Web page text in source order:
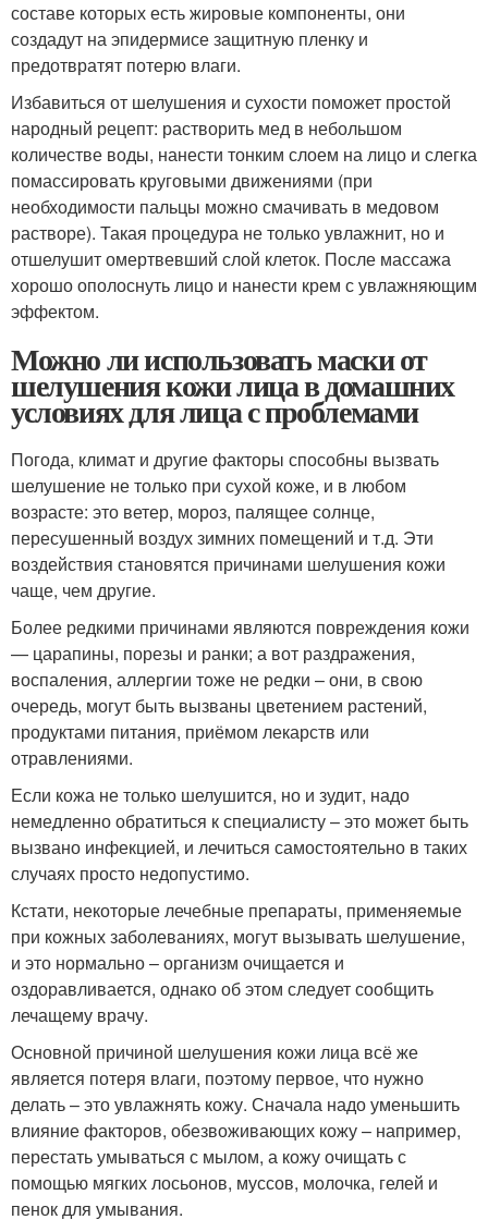
составе которых есть жировые компоненты, они
создадут на эпидермисе защитную пленку и
предотвратят потерю влаги.
Избавиться от шелушения и сухости поможет простой
народный рецепт: растворить мед в небольшом
количестве воды, нанести тонким слоем на лицо и слегка
помассировать круговыми движениями (при
необходимости пальцы можно смачивать в медовом
растворе). Такая процедура не только увлажнит, но и
отшелушит омертвевший слой клеток. После массажа
хорошо ополоснуть лицо и нанести крем с увлажняющим
эффектом.
Можно ли использовать маски от
шелушения кожи лица в домашних
условиях для лица с проблемами
Погода, климат и другие факторы способны вызвать
шелушение не только при сухой коже, и в любом
возрасте: это ветер, мороз, палящее солнце,
пересушенный воздух зимних помещений и т.д. Эти
воздействия становятся причинами шелушения кожи
чаще, чем другие.
Более редкими причинами являются повреждения кожи
— царапины, порезы и ранки; а вот раздражения,
воспаления, аллергии тоже не редки – они, в свою
очередь, могут быть вызваны цветением растений,
продуктами питания, приёмом лекарств или
отравлениями.
Если кожа не только шелушится, но и зудит, надо
немедленно обратиться к специалисту – это может быть
вызвано инфекцией, и лечиться самостоятельно в таких
случаях просто недопустимо.
Кстати, некоторые лечебные препараты, применяемые
при кожных заболеваниях, могут вызывать шелушение,
и это нормально – организм очищается и
оздоравливается, однако об этом следует сообщить
лечащему врачу.
Основной причиной шелушения кожи лица всё же
является потеря влаги, поэтому первое, что нужно
делать – это увлажнять кожу. Сначала надо уменьшить
влияние факторов, обезвоживающих кожу – например,
перестать умываться с мылом, а кожу очищать с
помощью мягких лосьонов, муссов, молочка, гелей и
пенок для умывания.